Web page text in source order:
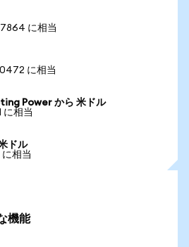
に相当
に相当
Power から 米ドル
に相当
ドル
相当
機能